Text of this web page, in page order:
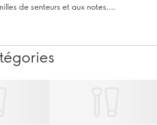
de senteurs et aux notes,